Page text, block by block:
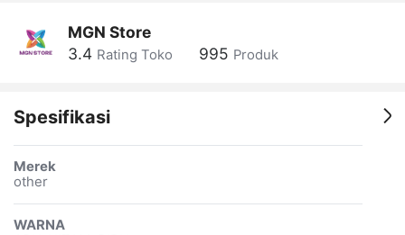
MGN Store
3.4 Rating Toko 995 Produk
Spesifikasi
Merek
other
WARNA